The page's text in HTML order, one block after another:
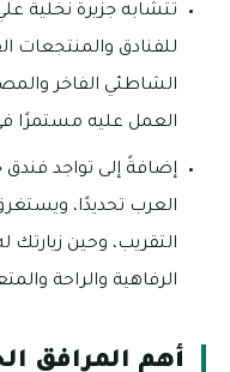
تتشابه جزيرة نخلية
للفنادق والمنتجعات
الشاطئي الفاخر
العمل عليه مستمرًا في
إضافةً إلى تواجد
العرب تحديدًا،
التقريب، وحين
الرفاهية والراحة
أهم المرافق